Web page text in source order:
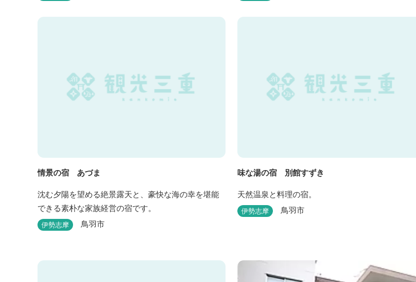
情景の宿 あづま
沈む夕陽を望める絶景露天と、豪快な海の幸を堪能
できる素朴な家族経営の宿です。
伊勢志摩 鳥羽市
味な湯の宿 別館すずき
天然温泉と料理の宿。
伊勢志摩 鳥羽市